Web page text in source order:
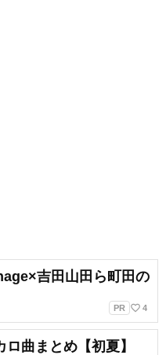
吉田山田ら町田の
PR favorite_border 4
ロ曲まとめ【初夏】